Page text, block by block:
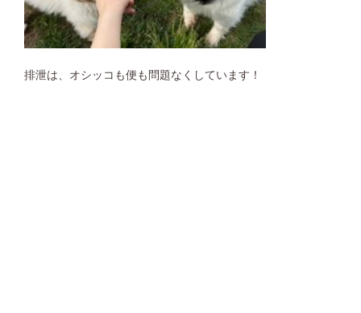
排泄は、オシッコも便も問題なくしています！